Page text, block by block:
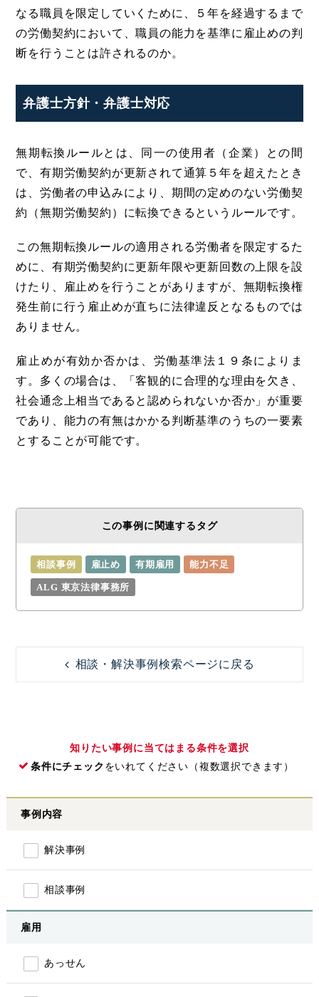
なる職員を限定していくために、５年を経過するまで
の労働契約において、職員の能力を基準に雇止めの判
断を行うことは許されるのか。
弁護士方針・弁護士対応
無期転換ルールとは、同一の使用者（企業）との間
で、有期労働契約が更新されて通算５年を超えたとき
は、労働者の申込みにより、期間の定めのない労働契
約（無期労働契約）に転換できるというルールです。
この無期転換ルールの適用される労働者を限定するた
めに、有期労働契約に更新年限や更新回数の上限を設
けたり、雇止めを行うことがありますが、無期転換権
発生前に行う雇止めが直ちに法律違反となるものでは
ありません。
雇止めが有効か否かは、労働基準法１９条によりま
す。多くの場合は、「客観的に合理的な理由を欠き、
社会通念上相当であると認められないか否か」が重要
であり、能力の有無はかかる判断基準のうちの一要素
とすることが可能です。
この事例に関連するタグ
相談事例 雇止め 有期雇用 能力不足
ALG 東京法律事務所
相談・解決事例検索ページに戻る
知りたい事例に当てはまる条件を選択
条件にチェック をいれてください（複数選択できます）
事例内容
解決事例
相談事例
雇用
あっせん